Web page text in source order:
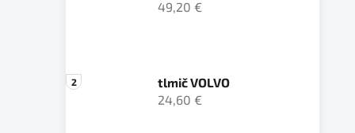
49,20 €
tlmič VOLVO
24,60 €